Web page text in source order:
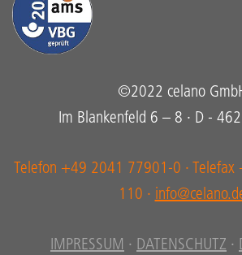
©2022 celano
Im Blankenfeld 6 – 8 · D -
Telefon +49 2041 77901-0 ·
110 ·
IMPRESSUM · DATENSCHUTZ ·